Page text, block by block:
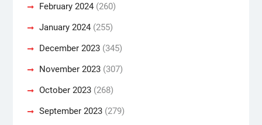
February 2024(260)
January 2024(255)
December 2023(345)
November 2023(307)
October 2023(268)
September 2023(279)